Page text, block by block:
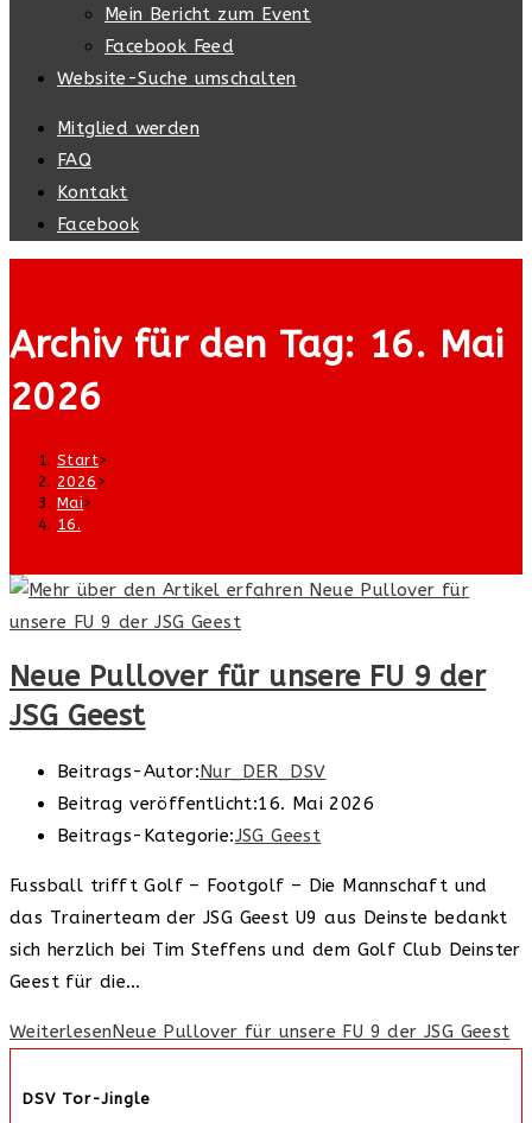
Mein Bericht zum Event
Facebook Feed
Website-Suche umschalten
Mitglied werden
FAQ
Kontakt
Facebook
Archiv für den Tag: 16. Mai
2026
Start>
2026 >
Mai>
16.
Neue Pullover für unsere FU 9 der
JSG Geest
Beitrags-Autor:Nur_DER_DSV
Beitrag veröffentlicht:16. Mai 2026
Beitrags-Kategorie:JSG Geest
Fussball trifft Golf – Footgolf – Die Mannschaft und
das Trainerteam der JSG Geest U9 aus Deinste bedankt
sich herzlich bei Tim Steffens und dem Golf Club Deinster
Geest für die…
WeiterlesenNeue Pullover für unsere FU 9 der JSG Geest
DSV Tor-Jingle